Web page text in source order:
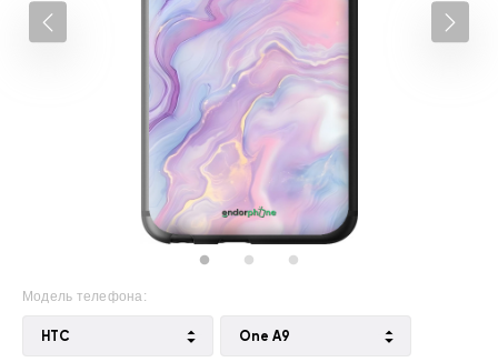
Модель телефона:
HTC One A9